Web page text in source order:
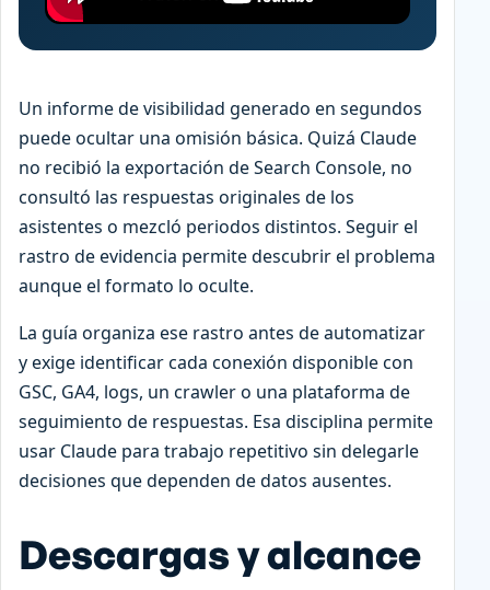
Un informe de visibilidad generado en segundos
puede ocultar una omisión básica. Quizá Claude
no recibió la exportación de Search Console, no
consultó las respuestas originales de los
asistentes o mezcló periodos distintos. Seguir el
rastro de evidencia permite descubrir el problema
aunque el formato lo oculte.
La guía organiza ese rastro antes de automatizar
y exige identificar cada conexión disponible con
GSC, GA4, logs, un crawler o una plataforma de
seguimiento de respuestas. Esa disciplina permite
usar Claude para trabajo repetitivo sin delegarle
decisiones que dependen de datos ausentes.
Descargas y alcance